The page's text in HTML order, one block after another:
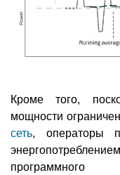
Кроме того,
мощности
сеть, операторы
программного